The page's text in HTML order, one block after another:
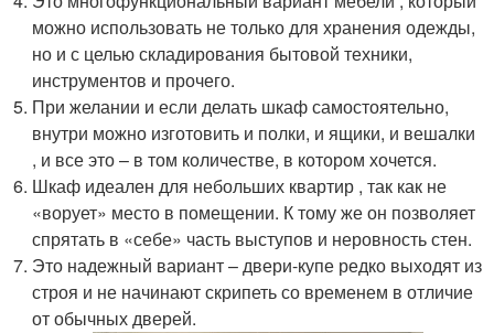
можно использовать не только для хранения одежды,
но и с целью складирования бытовой техники,
инструментов и прочего.
При желании и если делать шкаф самостоятельно,
внутри можно изготовить и полки, и ящики, и вешалки
, и все это – в том количестве, в котором хочется.
Шкаф идеален для небольших квартир , так как не
«ворует» место в помещении. К тому же он позволяет
спрятать в «себе» часть выступов и неровность стен.
Это надежный вариант – двери-купе редко выходят из
строя и не начинают скрипеть со временем в отличие
от обычных дверей.